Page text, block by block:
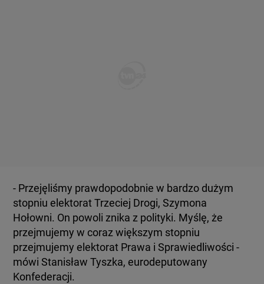
- Przejęliśmy prawdopodobnie w bardzo dużym
stopniu elektorat Trzeciej Drogi, Szymona
Hołowni. On powoli znika z polityki. Myślę, że
przejmujemy w coraz większym stopniu
przejmujemy elektorat Prawa i Sprawiedliwości -
mówi Stanisław Tyszka, eurodeputowany
Konfederacji.